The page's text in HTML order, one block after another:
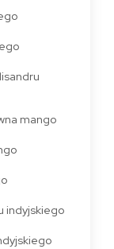
mango
indyjskiego